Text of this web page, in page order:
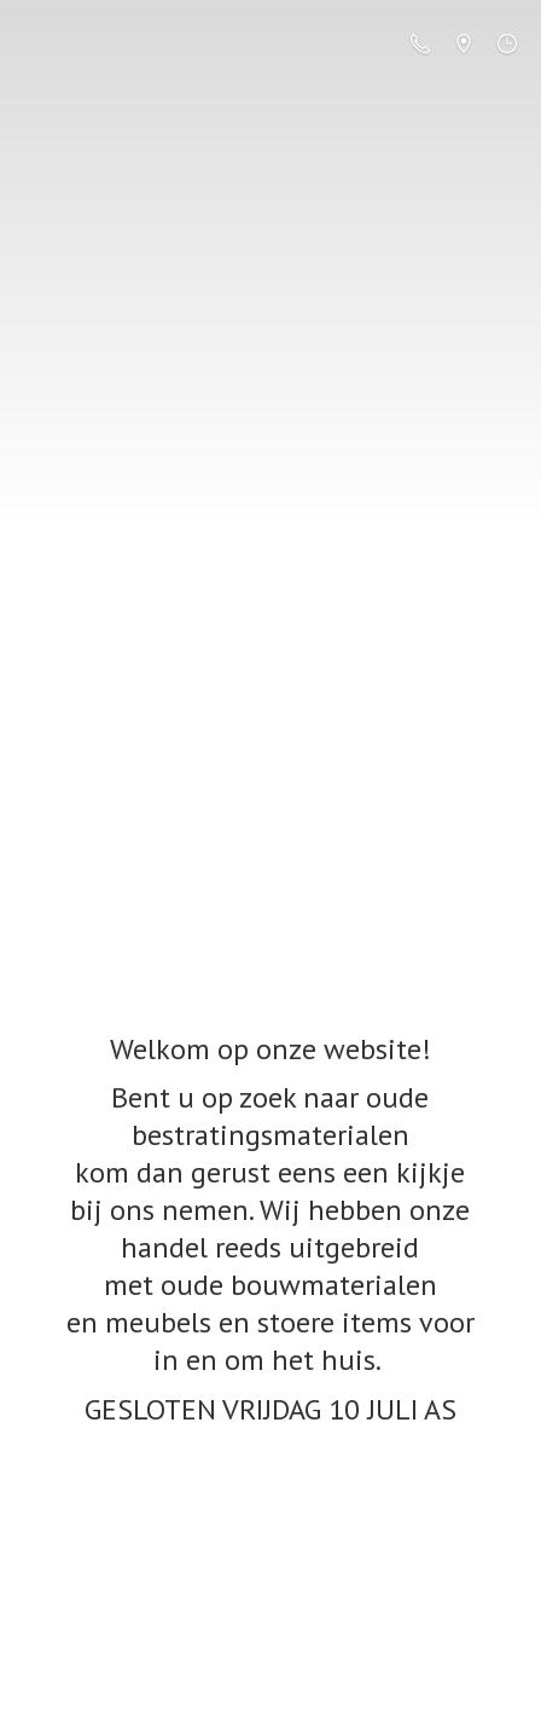
Welkom op onze website!
Bent u op zoek naar oude
bestratingsmaterialen
kom dan gerust eens een kijkje
bij ons nemen. Wij hebben onze
handel reeds uitgebreid
met oude bouwmaterialen
en meubels en stoere items voor
in en om het huis.
GESLOTEN VRIJDAG 10JULI AS